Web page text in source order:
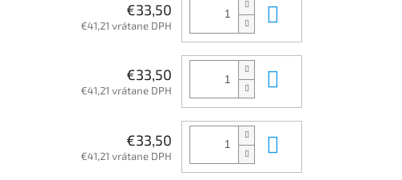
€33,50
€41,21 vrátane DPH
€33,50
€41,21 vrátane DPH
€33,50
€41,21 vrátane DPH